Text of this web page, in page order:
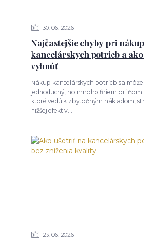
30 06 2026
Najčastejšie chyby pri
kancelárskych potrieb a ako
vyhnúť
Nákup kancelárskych potrieb sa
jednoduchý, no mnoho firiem pri ňom
ktoré vedú k zbytočným nákladom,
nižšej efektiv...
23 06 2026